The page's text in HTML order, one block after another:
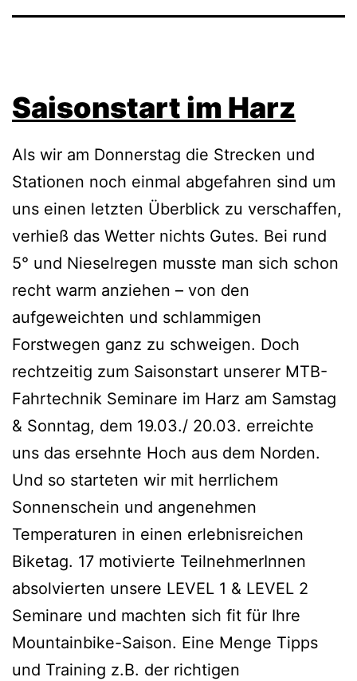
Saisonstart im Harz
Als wir am Donnerstag die Strecken und
Stationen noch einmal abgefahren sind um
uns einen letzten Überblick zu verschaffen,
verhieß das Wetter nichts Gutes. Bei rund
5° und Nieselregen musste man sich schon
recht warm anziehen – von den
aufgeweichten und schlammigen
Forstwegen ganz zu schweigen. Doch
rechtzeitig zum Saisonstart unserer MTB-
Fahrtechnik Seminare im Harz am Samstag
& Sonntag, dem 19.03./ 20.03. erreichte
uns das ersehnte Hoch aus dem Norden.
Und so starteten wir mit herrlichem
Sonnenschein und angenehmen
Temperaturen in einen erlebnisreichen
Biketag. 17 motivierte TeilnehmerInnen
absolvierten unsere LEVEL 1 & LEVEL 2
Seminare und machten sich fit für Ihre
Mountainbike-Saison. Eine Menge Tipps
und Training z.B. der richtigen